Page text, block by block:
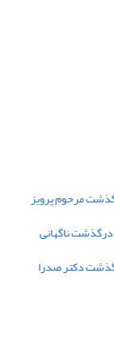
مرحوم پرویز
ناگهانی
دکتر صدرا